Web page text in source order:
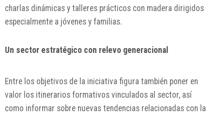
charlas dinámicas y talleres prácticos con madera dirigidos
especialmente a jóvenes y familias.
Un sector estratégico con relevo generacional
Entre los objetivos de la iniciativa figura también poner en
valor los itinerarios formativos vinculados al sector, así
como informar sobre nuevas tendencias relacionadas con la